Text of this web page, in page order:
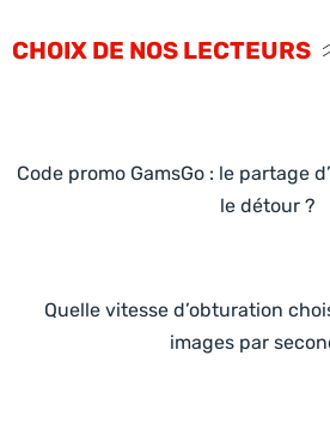
CHOIX DE NOS LECTEURS
Code promo GamsGo : le partage
le détour ?
Quelle vitesse d’obturation
images par